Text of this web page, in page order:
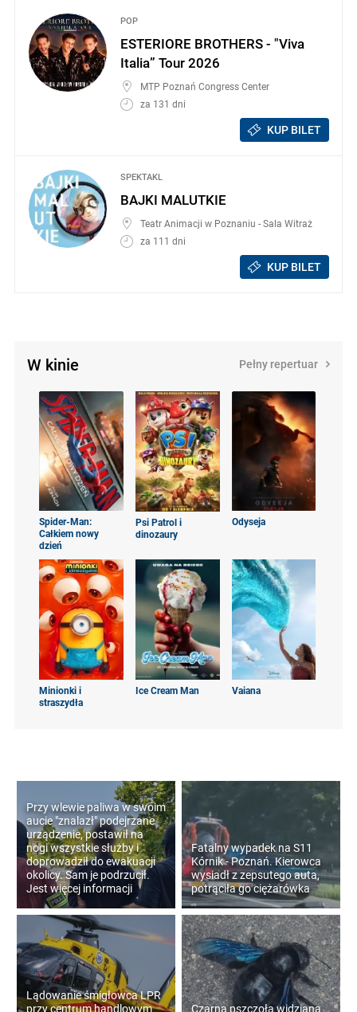
POP
ESTERIORE BROTHERS - "Viva
Italia” Tour 2026
MTP Poznań Congress Center
za 131 dni
KUP BILET
SPEKTAKL
BAJKI MALUTKIE
Teatr Animacji w Poznaniu - Sala Witraż
za 111 dni
KUP BILET
W kinie Pełny repertuar
Spider-Man:
Całkiem nowy
dzień
Psi Patrol i
dinozaury
Odyseja
Minionki i
straszydła
Ice Cream Man Vaiana
Przy wlewie paliwa w swoim
aucie "znalazł" podejrzane
urządzenie, postawił na
nogi wszystkie służby i
doprowadził do ewakuacji
okolicy. Sam je podrzucił.
Jest więcej informacji
Fatalny wypadek na S11
Kórnik - Poznań. Kierowca
wysiadł z zepsutego auta,
potrąciła go ciężarówka
Lądowanie śmigłowca LPR
przy centrum handlowym
Czarna pszczoła widziana